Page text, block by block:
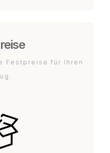
Festpreise für Ihren